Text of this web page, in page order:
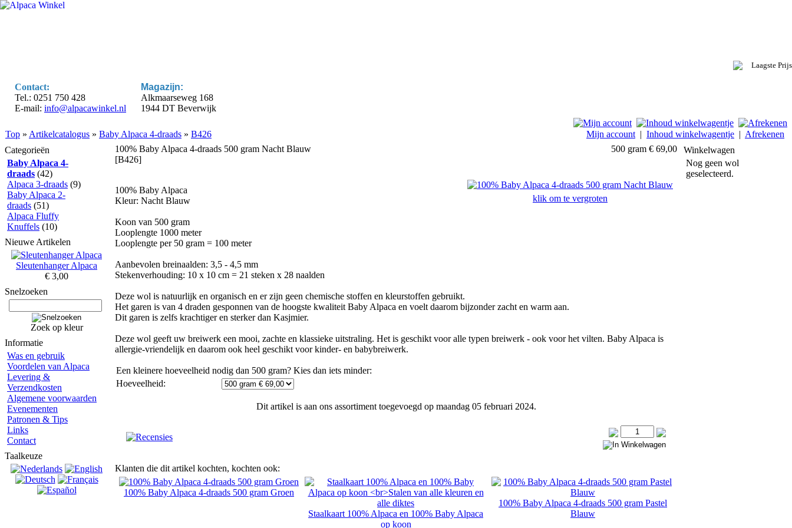
Contact:
Tel.: 0251 750 428
E-mail: info@alpacawinkel.nl
Magazijn:
Alkmaarseweg 168
1944 DT Beverwijk
Top » Artikelcatalogus » Baby Alpaca 4-draads » B426 Mijn account | Inhoud winkelwagentje | Afrekenen
Categorieën
Baby Alpaca 4-
draads (42)
Alpaca 3-draads (9)
Baby Alpaca 2-
draads (51)
Alpaca Fluffy
Knuffels (10)
Nieuwe Artikelen
Sleutenhanger Alpaca
€ 3,00
Snelzoeken
Zoek op kleur
Informatie
Was en gebruik
Voordelen van Alpaca
Levering &
Verzendkosten
Algemene voorwaarden
Evenementen
Patronen & Tips
Links
Contact
Taalkeuze
100% Baby Alpaca 4-draads 500 gram Nacht Blauw
[B426]
500 gram € 69,00
klik om te vergroten
100% Baby Alpaca
Kleur: Nacht Blauw
Koon van 500 gram
Looplengte 1000 meter
Looplengte per 50 gram = 100 meter
Aanbevolen breinaalden: 3,5 - 4,5 mm
Stekenverhouding: 10 x 10 cm = 21 steken x 28 naalden
Deze wol is natuurlijk en organisch en er zijn geen chemische stoffen en kleurstoffen gebruikt.
Het garen is van 4 draden gesponnen van de hoogste kwaliteit Baby Alpaca en voelt daarom bijzonder zacht en warm aan.
Dit garen is zelfs krachtiger en sterker dan Kasjmier.
Deze wol geeft uw breiwerk een mooi, zachte en klassieke uitstraling. Het is geschikt voor alle typen breiwerk - ook voor het vilten. Baby Alpaca is
allergie-vriendelijk en daarom ook heel geschikt voor kinder- en babybreiwerk.
Een kleinere hoeveelheid nodig dan 500 gram? Kies dan iets minder:
Hoeveelheid:
Dit artikel is aan ons assortiment toegevoegd op maandag 05 februari 2024.
Klanten die dit artikel kochten, kochten ook:
100% Baby Alpaca 4-draads 500 gram Groen
Staalkaart 100% Alpaca en 100% Baby Alpaca
op koon
100% Baby Alpaca 4-draads 500 gram Pastel
Blauw
Winkelwagen
Nog geen wol
geselecteerd.